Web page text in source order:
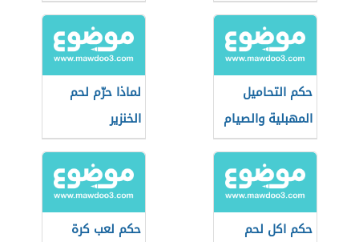
حكم التحاميل
المهبلية والصيام
لماذا حرّم لحم
الخنزير
حكم اكل لحم
حكم لعب كرة